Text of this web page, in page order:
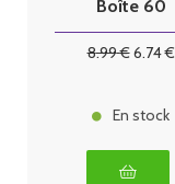
Boîte 60
8.99€6.74€
En stock